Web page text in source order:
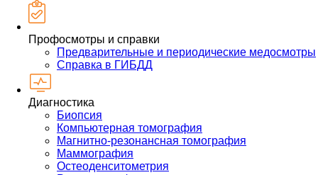
Профосмотры и справки
Предварительные и периодические медосмотры
Справка в ГИБДД
Диагностика
Биопсия
Компьютерная томография
Магнитно-резонансная томография
Маммография
Остеоденситометрия